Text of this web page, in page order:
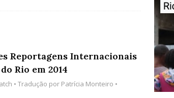
*DESTAQUE
Reportagens Internacionais
Rio em 2014
• Tradução por Patrícia Monteiro •